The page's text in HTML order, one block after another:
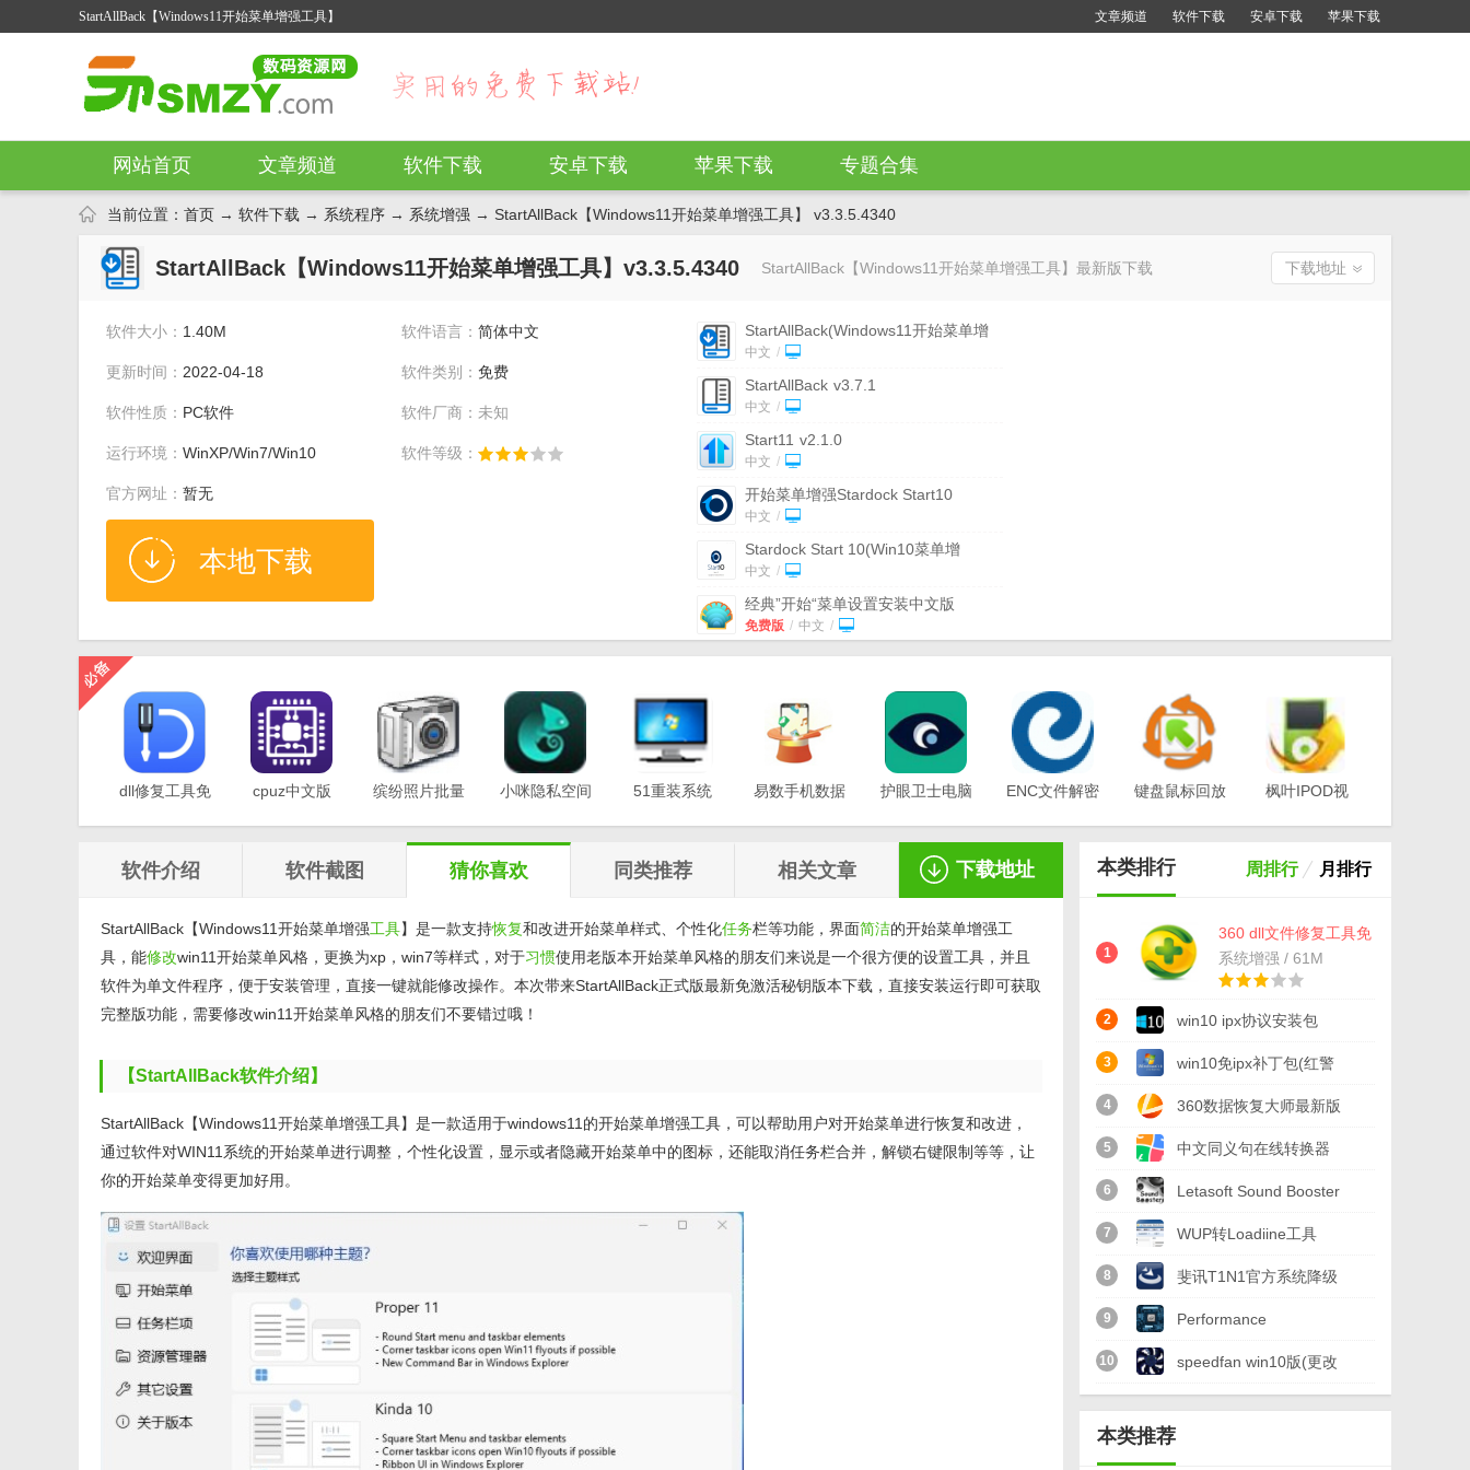
StartAllBack【Windows11开始菜单增强工具】 文章频道 软件下载 安卓下载 苹果下载
网站首页 文章频道 软件下载 安卓下载 苹果下载 专题合集
当前位置： 首页 → 软件下载 → 系统程序 → 系统增强 → StartAllBack【Windows11开始菜单增强工具】 v3.3.5.4340
StartAllBack【Windows11开始菜单增强工具】v3.3.5.4340 StartAllBack【Windows11开始菜单增强工具】最新版下载
评分：
下载地址
软件大小： 1.40M 软件语言： 简体中文
更新时间： 2022-04-18 软件类别： 免费
软件性质： PC软件 软件厂商：未知
运行环境： WinXP/Win7/Win10 软件等级：
官方网址： 暂无
本地下载
StartAllBack(Windows11开始菜单增
强工具)
中文 /
StartAllBack v3.7.1
中文 /
Start11 v2.1.0
中文 /
开始菜单增强Stardock Start10
中文 /
Stardock Start 10(Win10菜单增
强)
v1.91
中文 /
经典”开始“菜单设置安装中文版
v4.4.147免费版
免费版 / 中文 /
Start Menu X Pro(win8开始菜单增
Start Menu 8(Win8开始菜单找回工
v5.2.0.5
中文 /
Open Shell Menu v4.4.163汉化版
中文 /
Win11恢复经典右键菜单软件 v1.0
dll修复工具免
cpuz中文版
缤纷照片批量
小咪隐私空间
51重装系统
易数手机数据
护眼卫士电脑
ENC文件解密
键盘鼠标回放
枫叶IPOD视
软件介绍 软件截图 猜你喜欢 同类推荐 相关文章 下载地址
StartAllBack【Windows11开始菜单增强工具】是一款支持恢复和改进开始菜单样式、个性化任务栏等功能，界面简洁的开始菜单增强工
具，能修改win11开始菜单风格，更换为xp，win7等样式，对于习惯使用老版本开始菜单风格的朋友们来说是一个很方便的设置工具，并且
软件为单文件程序，便于安装管理，直接一键就能修改操作。本次带来StartAllBack正式版最新免激活秘钥版本下载，直接安装运行即可获取
完整版功能，需要修改win11开始菜单风格的朋友们不要错过哦！
【StartAllBack软件介绍】
StartAllBack【Windows11开始菜单增强工具】是一款适用于windows11的开始菜单增强工具，可以帮助用户对开始菜单进行恢复和改进，
通过软件对WIN11系统的开始菜单进行调整，个性化设置，显示或者隐藏开始菜单中的图标，还能取消任务栏合并，解锁右键限制等等，让
你的开始菜单变得更加好用。
本类排行 周排行 月排行
1
360 dll文件修复工具免
费版(最安全的dll修复
工具) v11.40 最新版
系统增强 / 61M
2 win10 ipx协议安装包
32/64位windows10版
3 win10免ipx补丁包(红警
2/星际争霸/罗马复兴)
32/64位版
4 360数据恢复大师最新版
(数据恢复) v1.0 绿色版
5 中文同义句在线转换器
绿色版(同义句转换软件)
v3.0 免费版
6 Letasoft Sound Booster
特别版(支持win10系统)
v1.7
7 WUP转Loadiine工具
(WUP转换工具) v1.0 最
新版
8 斐讯T1N1官方系统降级
工具官方版(电视盒子降
级) 免费版
9 Performance
Maximizer(英特尔Intel
10 speedfan win10版(更改
本类推荐